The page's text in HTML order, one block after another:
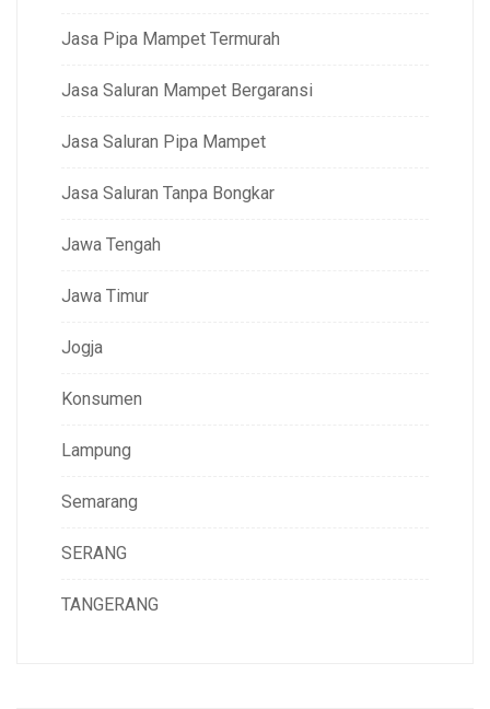
Jasa Pipa Mampet Termurah
Jasa Saluran Mampet Bergaransi
Jasa Saluran Pipa Mampet
Jasa Saluran Tanpa Bongkar
Jawa Tengah
Jawa Timur
Jogja
Konsumen
Lampung
Semarang
SERANG
TANGERANG